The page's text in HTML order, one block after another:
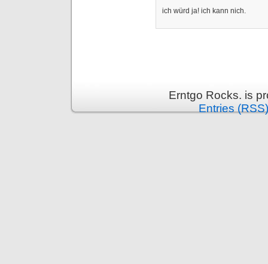
ich würd ja! ich kann nich.
Erntgo Rocks. is
Entries (RSS)